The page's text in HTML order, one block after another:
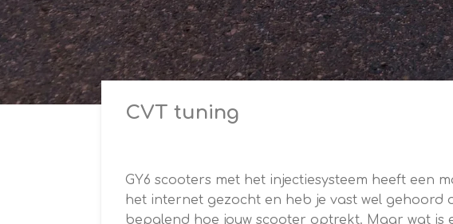
CVT tuning
GY6 scooters met het injectiesysteem heeft een
het internet gezocht en heb je vast wel
bepalend hoe jouw scooter optrekt. Maar wat